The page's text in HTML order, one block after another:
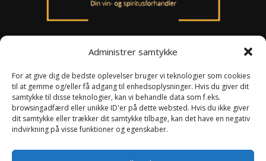
Administrer samtykke
For at give dig de bedste oplevelser bruger vi teknologier som cookies
til at gemme og/eller få adgang til enhedsoplysninger. Hvis du giver dit
samtykke til disse teknologier, kan vi behandle data som f.eks.
browsingadfærd eller unikke ID'er på dette websted. Hvis du ikke giver
dit samtykke eller trækker dit samtykke tilbage, kan det have en negativ
indvirkning på visse funktioner og egenskaber.
Om os
Persondataloven
Handelsbetingelser
Smiley ordning
Kontakt